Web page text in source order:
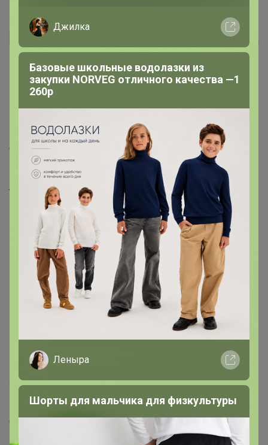
Реклама
Как здесь все устроено?
Как сделать заказ?
Как получить?
Доставка
Шоурумы
Торговые марки
Наша команда
В наличии
Подарочные сертификаты
Реклама на сайте
Поставщикам
support@24-ok.ru
Написать в поддержку
Защита покупателя
Помощь
О нас
Джилка
Базовые школьные водолазки из
закупки NORVEG отличного качества —1
260р
Леныра
Шорты для мальчика для физкультуры